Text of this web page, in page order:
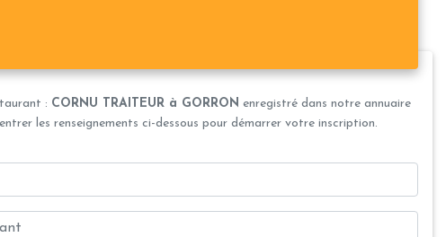
: CORNU TRAITEUR à GORRON enregistré dans notre annuaire
les renseignements ci-dessous pour démarrer votre inscription.